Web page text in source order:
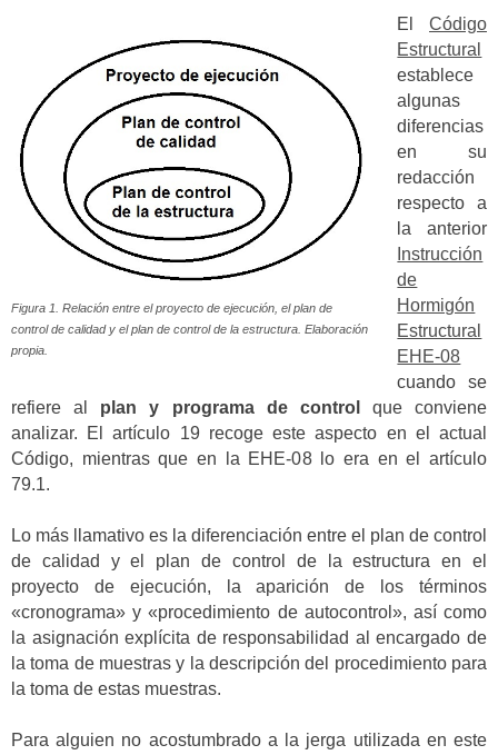
Figura 1. Relación entre el proyecto de ejecución, el plan de
control de calidad y el plan de control de la estructura. Elaboración
propia.
El Código
Estructural
establece
algunas
diferencias
en su
redacción
respecto a
la anterior
Instrucción
de
Hormigón
Estructural
EHE-08
cuando se
refiere al plan y programa de control
que conviene
analizar. El artículo 19 recoge este aspecto en el actual
Código, mientras que en la EHE-08 lo era en el artículo
79.1.
Lo más llamativo es la diferenciación entre el plan de control
de calidad y el plan de control de la estructura en el
proyecto de ejecución, la aparición de los términos
«cronograma» y «procedimiento de autocontrol», así como
la asignación explícita de responsabilidad al encargado de
la toma de muestras y la descripción del procedimiento para
la toma de estas muestras.
Para alguien no acostumbrado a la jerga utilizada en este